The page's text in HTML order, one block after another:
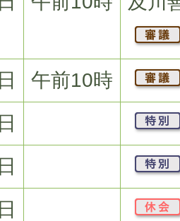
午前10時